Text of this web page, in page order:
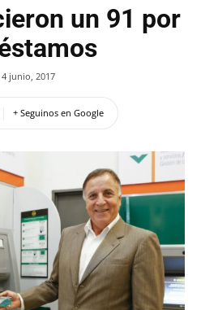
un 91 por
4 junio, 2017
+ Seguinos en Google